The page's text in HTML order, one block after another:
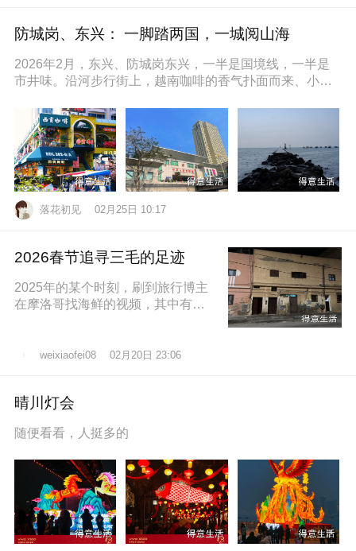
防城岗、东兴： 一脚踏两国，一城阅山海
2026年2月，东兴、防城岗东兴，一半是国境线，一半是
市井味。沿河步行街上，越南咖啡的香气扑面而来、小摊
落花初见 02月25日 10:17
2026春节追寻三毛的足迹
2025年的某个时刻，刷到旅行博主
在摩洛哥找海鲜的视频，其中有个
地拍照留
weixiaofei08 02月20日 23:06
晴川灯会
随便看看，人挺多的